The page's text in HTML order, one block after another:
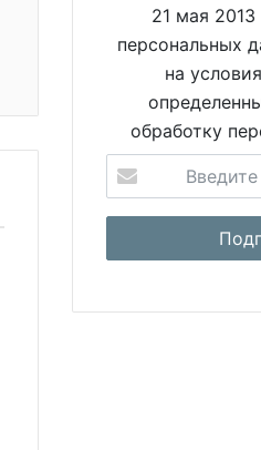
21 мая
персональных
на
обработку